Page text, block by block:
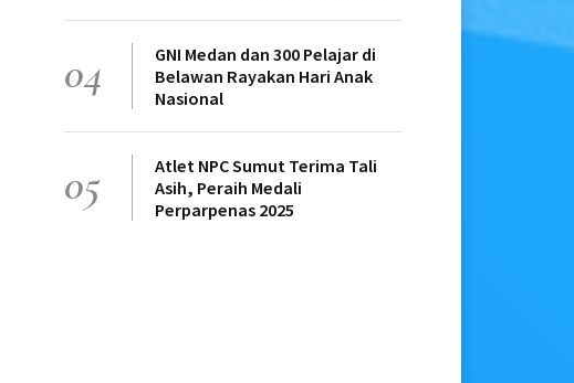
04
GNI Medan dan 300 Pelajar di
Belawan Rayakan Hari Anak
Nasional
05
Atlet NPC Sumut Terima Tali
Asih, Peraih Medali
Perparpenas 2025